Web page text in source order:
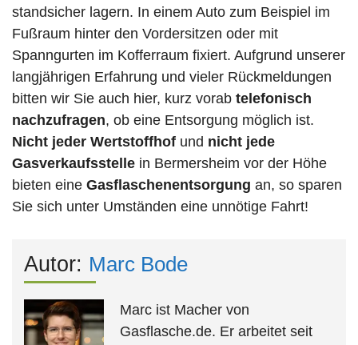
standsicher lagern. In einem Auto zum Beispiel im
Fußraum hinter den Vordersitzen oder mit
Spanngurten im Kofferraum fixiert. Aufgrund unserer
langjährigen Erfahrung und vieler Rückmeldungen
bitten wir Sie auch hier, kurz vorab telefonisch
nachzufragen, ob eine Entsorgung möglich ist.
Nicht jeder Wertstoffhof und nicht jede
Gasverkaufsstelle in Bermersheim vor der Höhe
bieten eine Gasflaschenentsorgung an, so sparen
Sie sich unter Umständen eine unnötige Fahrt!
Autor: Marc Bode
Marc ist Macher von
Gasflasche.de. Er arbeitet seit